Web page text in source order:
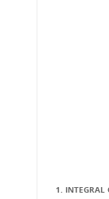
1. INTEGRAL